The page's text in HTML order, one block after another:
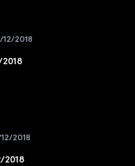
12/2018
2018
12/2018
2018